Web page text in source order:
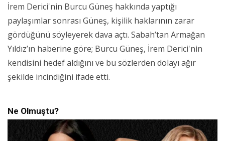
İrem Derici'nin Burcu Güneş hakkında yaptığı
paylaşımlar sonrası Güneş, kişilik haklarının zarar
gördüğünü söyleyerek dava açtı. Sabah’tan Armağan
Yıldız’ın haberine göre; Burcu Güneş, İrem Derici'nin
kendisini hedef aldığını ve bu sözlerden dolayı ağır
şekilde incindiğini ifade etti.
Ne Olmuştu?